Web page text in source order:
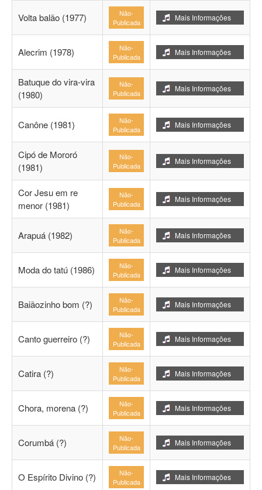
Volta balão (1977)
Não-
Publicada
Mais Informações
Alecrim (1978)
Não-
Publicada
Mais Informações
Batuque do vira-vira
(1980)
Não-
Publicada
Mais Informações
Canône (1981)
Não-
Publicada
Mais Informações
Cipó de Mororó
(1981)
Não-
Publicada
Mais Informações
Cor Jesu em re
menor (1981)
Não-
Publicada
Mais Informações
Arapuá (1982)
Não-
Publicada
Mais Informações
Moda do tatú (1986)
Não-
Publicada
Mais Informações
Baiãozinho bom (?)
Não-
Publicada
Mais Informações
Canto guerreiro (?)
Não-
Publicada
Mais Informações
Catira (?)
Não-
Publicada
Mais Informações
Chora, morena (?)
Não-
Publicada
Mais Informações
Corumbá (?)
Não-
Publicada
Mais Informações
O Espírito Divino (?)
Não-
Publicada
Mais Informações